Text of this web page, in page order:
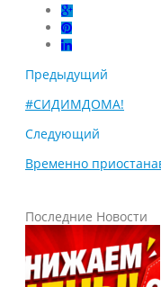
Предыдущий
#СИДИМДОМА!
Следующий
Временно
Последние Новости